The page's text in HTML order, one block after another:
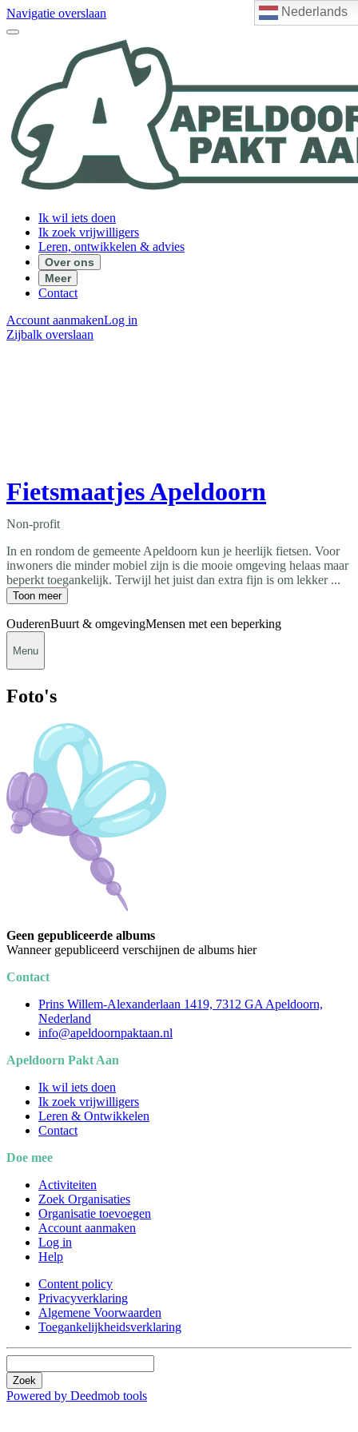
Nederlands
Navigatie overslaan
Ik wil iets doen
Ik zoek vrijwilligers
Leren, ontwikkelen & advies
Over ons
Meer
Contact
Account aanmakenLog in
Zijbalk overslaan
Fietsmaatjes Apeldoorn
Non-profit
In en rondom de gemeente Apeldoorn kun je heerlijk fietsen. Voor
inwoners die minder mobiel zijn is die mooie omgeving helaas maar
beperkt toegankelijk. Terwijl het juist dan extra fijn is om lekker ...
Toon meer
OuderenBuurt & omgevingMensen met een beperking
Menu
Foto's
Geen gepubliceerde albums
Wanneer gepubliceerd verschijnen de albums hier
Contact
Prins Willem-Alexanderlaan 1419, 7312 GA Apeldoorn,
Nederland
info@apeldoornpaktaan.nl
Apeldoorn Pakt Aan
Ik wil iets doen
Ik zoek vrijwilligers
Leren & Ontwikkelen
Contact
Doe mee
Activiteiten
Zoek Organisaties
Organisatie toevoegen
Account aanmaken
Log in
Help
Content policy
Privacyverklaring
Algemene Voorwaarden
Toegankelijkheidsverklaring
Zoek
Powered by Deedmob tools